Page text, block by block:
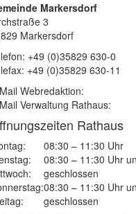
Markersdorf
3
Markersdorf
+49 (0)35829 630-0
+49 (0)35829 630-11
Webredaktion:
Verwaltung Rathaus:
Rathaus
08:30 – 11:30 Uhr
08:30 – 11:30 Uhr
geschlossen
08:30 – 11:30 Uhr
geschlossen